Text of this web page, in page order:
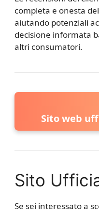
completa e onesta
aiutando potenziali
decisione informata
altri consumatori.
Sito web
Sito
Se sei interessato a